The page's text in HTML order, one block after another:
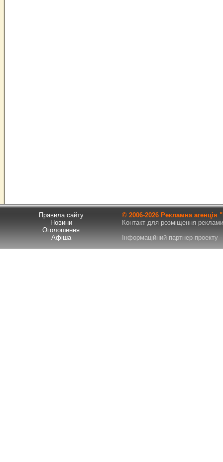
Правила сайту
Новини
Оголошення
Афіша
© 2006-2026 Рекламна
Контакт для розміщення
Інформаційний партнер проекту